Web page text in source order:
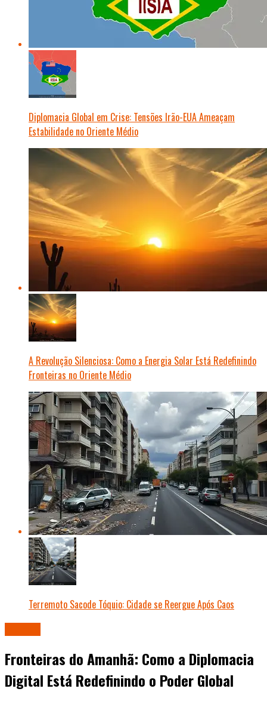
Diplomacia Global em Crise: Tensões Irão-EUA Ameaçam
Estabilidade no Oriente Médio
A Revolução Silenciosa: Como a Energia Solar Está Redefinindo
Fronteiras no Oriente Médio
Terremoto Sacode Tóquio: Cidade se Reergue Após Caos
Fronteiras do Amanhã: Como a Diplomacia
Digital Está Redefinindo o Poder Global